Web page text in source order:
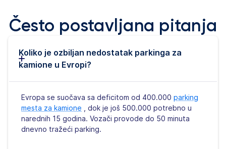
Često postavljana pitanja
Koliko je ozbiljan nedostatak parkinga za
kamione u Evropi?
Evropa se suočava sa deficitom od 400.000 parking
mesta za kamione , dok je još 500.000 potrebno u
narednih 15 godina. Vozači provode do 50 minuta
dnevno tražeći parking.